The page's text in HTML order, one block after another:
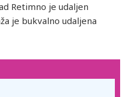
Retimno je udaljen
je bukvalno udaljena